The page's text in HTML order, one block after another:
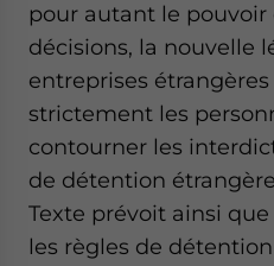
pour autant le pouvoir
décisions, la nouvelle
entreprises
strictement les
contourner les
de détention
Texte prévoit ainsi
les règles de